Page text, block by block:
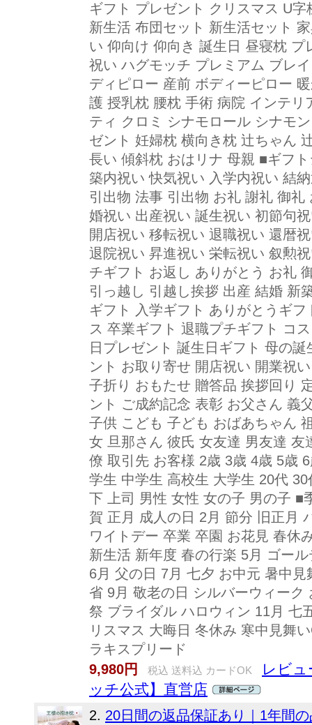
ギフト プレゼント クリスマス U
新生活 布団セット 新生活セット
い 仰向け 仰向き 誕生日 昼寝枕
祝い ハグモッチ プレミアム ブレ
ディピロー 産前 ボディーピロー
護 授乳枕 腰枕 手術 病院 インテ
ティ クロミ シナモロール シナモ
ゼント 妊婦枕 横向き枕 辻ちゃん
長い 傾斜枕 おはリナ 母親 ■ギフ
築内祝い 快気祝い 入学内祝い 結
引出物 法事 引出物 お礼 謝礼 御
婚祝い 出産祝い 誕生祝い 初節句
開店祝い 移転祝い 退職祝い 還暦
退院祝い 昇進祝い 栄転祝い 叙勲
チギフト お返し ありがとう お礼
引っ越し 引越し挨拶 出産 結婚 新
ギフト 入学ギフト ありがとうギ
ス 卒業ギフト 退職プチギフト コ
日プレゼント 誕生日ギフト 母の
ント お取り寄せ 開店祝い 開業祝
子折り おもたせ 贈答品 挨拶回り
ント ご成約記念 表彰 お父さん 義
子供 こども 子ども おばあちゃん
女 旦那さん 彼氏 女友達 男友達
僚 取引先 お客様 2歳 3歳 4歳 5歳
学生 中学生 高校生 大学生 20代
下 上司 男性 女性 女の子 男の子 ■
賀 正月 成人の日 2月 節分 旧正月
ワイトデー 卒業 卒園 お花見 春休
新生活 新年度 春の行楽 5月 ゴー
6月 父の日 7月 七夕 お中元 暑中
省 9月 敬老の日 シルバーウィー
祭 ブライダル ハロウィン 11月 七
リスマス 大晦日 冬休み 寒中見舞
ラキスプリード
9,980円
税込 送料込 カードOK
レビュ
ッチ公式】直営店
2. 20日間の返品保証あり｜1年間